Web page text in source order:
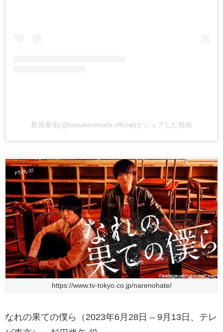
新原泰佑(@taisukeniihara.official)がシェアした投稿
https://www.tv-tokyo.co.jp/narenohate/
なれの果ての僕ら（2023年6月28日 – 9月13日、テレ